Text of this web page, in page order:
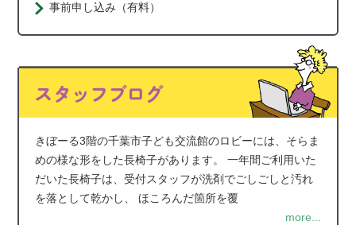
事前申し込み（有料）
きぼーる3階の千葉市子ども交流館のロビーには、そらま
めの様な形をした長椅子があります。 一年間ご利用いた
だいた長椅子は、受付スタッフが洗剤でごしごしと汚れ
を落として乾かし、 ほころんだ箇所を覆
more...